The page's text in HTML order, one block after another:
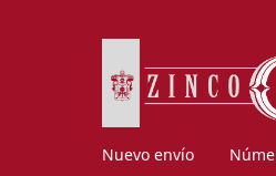
Nuevo envío